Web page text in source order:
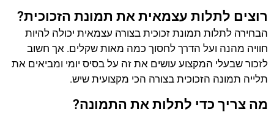
רוצים לתלות עצמאית את תמונת הזכוכית?
הבחירה לתלות תמונת זכוכית בצורה עצמאית יכולה להיות
חוויה מהנה ועל הדרך לחסוך כמה מאות שקלים. אך חשוב
לזכור שבעלי המקצוע עושים את זה על בסיס יומי ומביאים את
תלייה תמונה הזכוכית בצורה הכי מקצועית שיש.
מה צריך כדי לתלות את התמונה?